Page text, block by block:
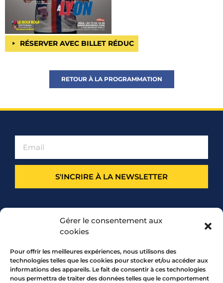
Gérer le consentement aux
cookies
Pour offrir les meilleures expériences, nous utilisons des
technologies telles que les cookies pour stocker et/ou accéder aux
informations des appareils. Le fait de consentir à ces technologies
nous permettra de traiter des données telles que le comportement
RÉSERVER AVEC BILLET RÉDUC
RETOUR À LA PROGRAMMATION
S'INCRIRE À LA NEWSLETTER